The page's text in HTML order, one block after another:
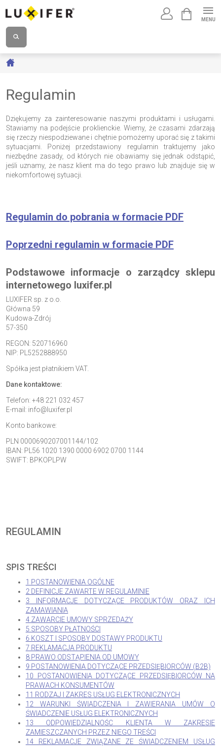
Regulamin
Dziękujemy za zainteresowanie naszymi produktami i usługami.
Stawiamy na podejście proklienckie. Wiemy, że czasami zdarzają
się rzeczy niespodziewane i chętnie pomożemy uporać się z takimi
sytuacjami. Poniżej przedstawiony regulamin traktujemy jako
niezbędne zasady, od których nie obawiamy się jednak odstąpić,
jeśli uznamy, że nasz klient ma do tego prawo lub znajduje się w
niekomfortowej sytuacji.
Regulamin do pobrania w formacie PDF
Poprzedni regulamin w formacie PDF
Podstawowe informacje o zarządcy sklepu
internetowego luxifer.pl
LUXIFER sp. z o.o.
Główna 59
Kudowa-Zdrój
57-350
REGON: 520716960
NIP: PL5252888950
Spółka jest płatnikiem VAT.
Dane kontaktowe:
Telefon: +48 221 032 457
E-mail: info@luxifer.pl
Konto bankowe:
PLN 0000690207001144/102
IBAN: PL56 1020 1390 0000 6902 0700 1144
SWIFT: BPKOPLPW
REGULAMIN
SPIS TREŚCI
1 POSTANOWIENIA OGÓLNE
2 DEFINICJE ZAWARTE W REGULAMINIE
3 INFORMACJE DOTYCZĄCE PRODUKTÓW ORAZ ICH
ZAMAWIANIA
4 ZAWARCIE UMOWY SPRZEDAŻY
5 SPOSOBY PŁATNOŚCI
6 KOSZT I SPOSOBY DOSTAWY PRODUKTU
7 REKLAMACJA PRODUKTU
8 PRAWO ODSTĄPIENIA OD UMOWY
9 POSTANOWIENIA DOTYCZĄCE PRZEDSIĘBIORCÓW (B2B)
10 POSTANOWIENIA DOTYCZĄCE PRZEDSIĘBIORCÓW NA
PRAWACH KONSUMENTÓW
11 RODZAJ I ZAKRES USŁUG ELEKTRONICZNYCH
12 WARUNKI ŚWIADCZENIA I ZAWIERANIA UMÓW O
ŚWIADCZENIE USŁUG ELEKTRONICZNYCH
13 ODPOWIEDZIALNOŚC KLIENTA W ZAKRESIE
ZAMIESZCZANYCH PRZEZ NIEGO TREŚCI
14 REKLAMACJE ZWIĄZANE ZE ŚWIADCZENIEM USŁUG